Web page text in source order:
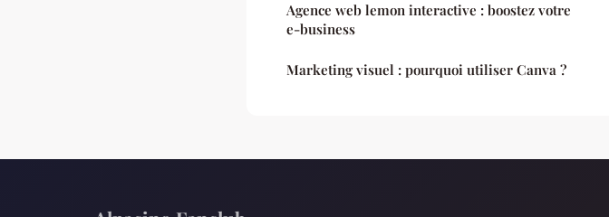
Agence web lemon interactive : boostez votre
e-business
Marketing visuel : pourquoi utiliser Canva ?